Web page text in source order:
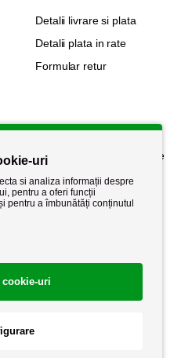
Detalii livrare si plata
Detalii plata in rate
Formular retur
Politica de confidențialitate
Politica de retur
Termeni si conditii
uri
si analiza informații despre
pentru a oferi funcții
pentru a îmbunătăți conținutul
cookie-uri